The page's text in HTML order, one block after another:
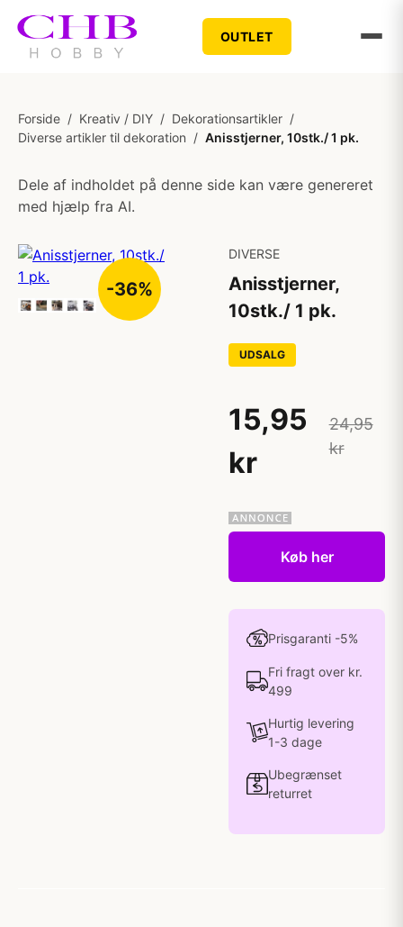
OUTLET
Forside / Kreativ / DIY / Dekorationsartikler /
Diverse artikler til dekoration / Anisstjerner, 10stk./ 1 pk.
Dele af indholdet på denne side kan være genereret
med hjælp fra AI.
-36%
DIVERSE
Anisstjerner,
10stk./ 1 pk.
UDSALG
15,95
kr
24,95
kr
Køb her
Prisgaranti -5%
Fri fragt over kr.
499
Hurtig levering
1-3 dage
Ubegrænset
returret